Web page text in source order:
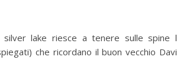
lake riesce a tenere sulle spine
che ricordano il buon vecchio